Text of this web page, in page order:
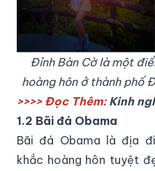
Đỉnh Bàn Cờ là một
hoàng hôn ở thành phố
>>>> Đọc Thêm: Kinh
1.2 Bãi đá Obama
Bãi đá Obama là địa
khắc hoàng hôn tuyệt